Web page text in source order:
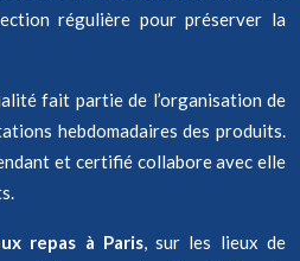
régulière pour préserver la
fait partie de l’organisation de
hebdomadaires des produits.
et certifié collabore avec elle
repas à Paris, sur les lieux de